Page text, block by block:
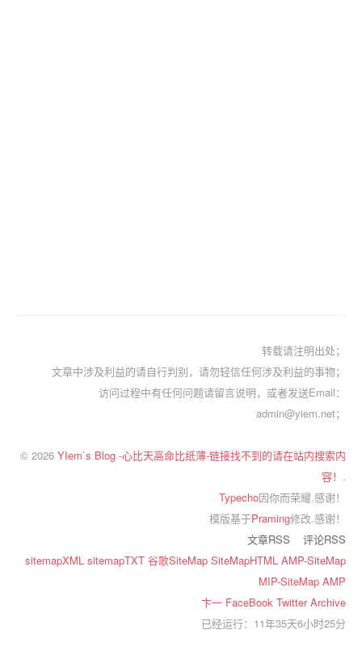
转载请注明出处；
文章中涉及利益的请自行判别，请勿轻信任何涉及利益的事物；
访问过程中有任何问题请留言说明，或者发送Email：
admin@yiem.net；
© 2026 YIem`s Blog -心比天高命比纸薄-链接找不到的请在站内搜索内
容！ .
Typecho因你而荣耀.感谢！
模版基于Praming修改.感谢！
文章RSS
评论RSS
sitemapXML sitemapTXT 谷歌SiteMap SiteMapHTML AMP-SiteMap
MIP-SiteMap AMP
卞一 FaceBook TwitterArchive
已经运行：11年35天6小时25分